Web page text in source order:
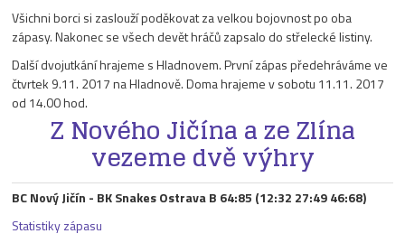
Všichni borci si zaslouží poděkovat za velkou bojovnost po oba
zápasy. Nakonec se všech devět hráčů zapsalo do střelecké listiny.
Další dvojutkání hrajeme s Hladnovem. První zápas předehráváme ve
čtvrtek 9.11. 2017 na Hladnově. Doma hrajeme v sobotu 11.11. 2017
od 14.00 hod.
Z Nového Jičína a ze Zlína
vezeme dvě výhry
BC Nový Jičín - BK Snakes Ostrava B 64:85 (12:32 27:49 46:68)
Statistiky zápasu